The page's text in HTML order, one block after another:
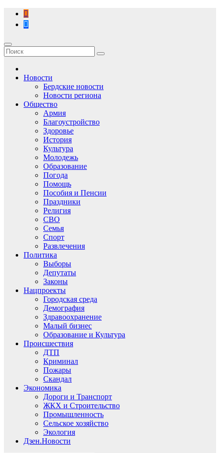
Перейти
содержимому
Новости
Бердские новости
Новости региона
Общество
Армия
Благоустройство
Здоровье
История
Культура
Молодежь
Образование
Погода
Помощь
Пособия и Пенсии
Праздники
Религия
СВО
Семья
Спорт
Развлечения
Политика
Выборы
Депутаты
Законы
Нацпроекты
Городская среда
Демография
Здравоохранение
Малый бизнес
Образование и Культура
Происшествия
ДТП
Криминал
Пожары
Скандал
Экономика
Дороги и Транспорт
ЖКХ и Строительство
Промышленность
Сельское хозяйство
Экология
Дзен.Новости